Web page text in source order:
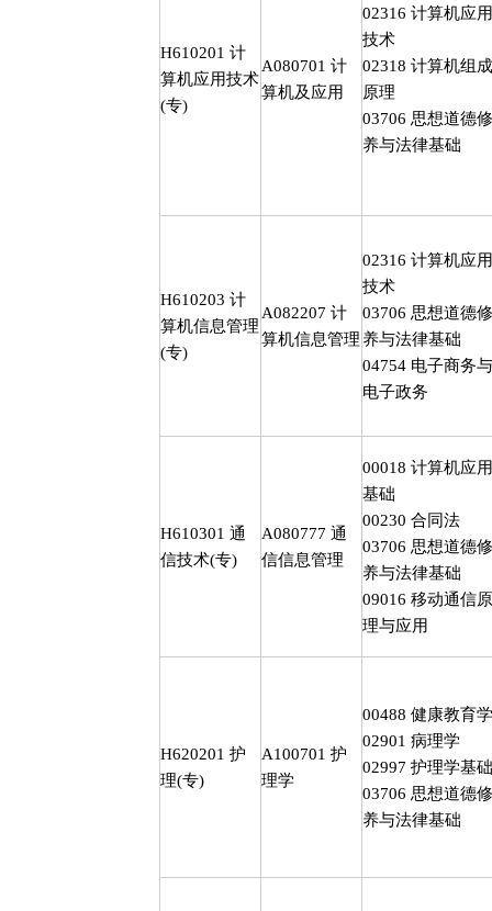
H610201 计
算机应用技术
(专)
A080701 计
算机及应用
02316 计算机应用
技术
02318 计算机组成
原理
03706 思想道德修
养与法律基础
H610203 计
算机信息管理
(专)
A082207 计
算机信息管理
02316 计算机应用
技术
03706 思想道德修
养与法律基础
04754 电子商务与
电子政务
H610301 通
信技术(专)
A080777 通
信信息管理
00018 计算机应用
基础
00230 合同法
03706 思想道德修
养与法律基础
09016 移动通信原
理与应用
H620201 护
理(专)
A100701 护
理学
00488 健康教育学
02901 病理学
02997 护理学基础
03706 思想道德修
养与法律基础